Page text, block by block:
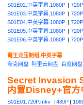
S01E02.中英字幕.1080P | 720P
S01E03.中英字幕.1080P | 720P
S01E04.中英字幕.1080P | 720P
S01E05.中英字幕.1080P | 720P
S01E06.中英字幕.1080P | 720P
霸王龙压制组.中英字幕
夸克网盘
阿里云网盘 百度网盘
Secret Invasion
内置Disney+官方
S01E01.720P.mkv | 480P |